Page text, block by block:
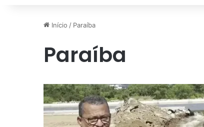
Início / Paraíba
Paraíba